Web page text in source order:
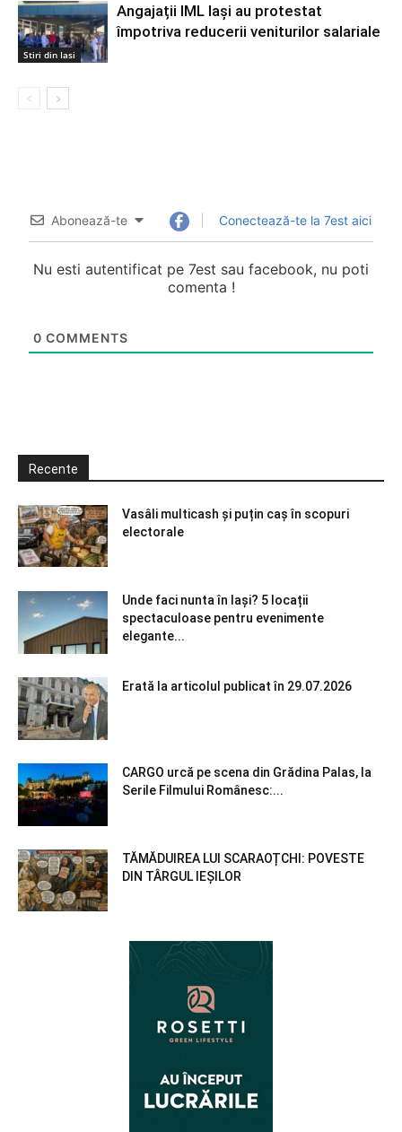
Stiri din Iasi
Angajații IML Iași au protestat
împotriva reducerii veniturilor salariale
Abonează-te Conectează-te la 7est aici
Nu esti autentificat pe 7est sau facebook, nu poti
comenta !
0 COMMENTS
Recente
Vasâli multicash și puțin caș în scopuri
electorale
Unde faci nunta în Iași? 5 locații
spectaculoase pentru evenimente
elegante...
Erată la articolul publicat în 29.07.2026
CARGO urcă pe scena din Grădina Palas, la
Serile Filmului Românesc:...
TĂMĂDUIREA LUI SCARAOȚCHI: POVESTE
DIN TÂRGUL IEȘILOR